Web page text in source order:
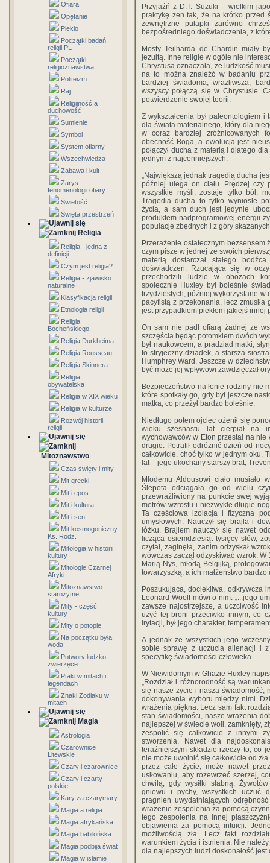
Ofiara
Opętanie
Piekło
Początki badań
religii PL
Początki
religioznawstwa
Politeizm
Raj
Religijność a
duchowość
Sumienie
Symbol
System ofiarny
Wszechwiedza
Zabawa i kult
Zarys
fenomenologii ofiary
Świetość
Święta przestrzeń
Religia
Religia - jedna z
definicji
Czym jest religia?
Religia - zjawisko
naturalne
Klasyfikacja religii
Etnologia religii
Religia
Bocheńskiego
Religia Durkheima
Religia Rousseau
Religia Skinnera
Religia
obywatelska
Religia w XIX wieku
Religia w kulturze
Rozwój historii
religii
Mitoznawstwo
Czas święty i mity
Mit grecki
Mit i epos
Mit i kultura
Mit i sen
Mit kosmogoniczny
Ks. Rodz.
Mitologia w historii
kultury
Mitologie Czarnej
Afryki
Mitoznawstwo
starożytne
Mity - część
kultury
Mity o potopie
Na początku była
woda
Potwory ludzko-
zwierzęce
Ptaki w mitach i
legendach
Znaki Zodiaku w
mitach
Magia
Astrologia
Czarownice
Litewskie
Czary i czarownice
Czary i czarty
polskie
Kary za czarymary
Magia a religia
Magia afrykańska
Magia babilońska
Magia podbija świat
Magia w islamie
Przyjaźń z D.T. Suzuki – wielkim
praktykę zen tak, że na krótko przed
zewnętrzne pułapki zarówno
bezpośredniego doświadczenia, z
Mosty Teilharda de Chardin miały
jezuitą. Inne religie w ogóle nie
Chrystusa oznaczała, że ludzkość
na to można znaleźć w badaniu
bardziej świadoma, wrażliwsza,
wszyscy połączą się w Chrystusie.
potwierdzenie swojej teorii.
Z wykształcenia był paleontologiem
dla świata materialnego, który dla
w coraz bardziej zróżnicowanych
obecność Boga, a ewolucja jest
połączył ducha z materią i dlatego
jednym z najcenniejszych.
„Największą jednak tragedią ducha
później ulega on ciału. Prędzej czy
wszystkie myśli, zostaje tylko ból,
Tragedia ducha to tylko wyniosłe
życia, a sam duch jest jedynie
produktem nadprogramowej energii
populacje zbędnych i z góry
Przerażenie ostatecznym bezsensem
czym pisze w jednej ze swoich
materią dostarczał stałego
doświadczeń. Rzucająca się w
przechodzili ludzie w obozach
społecznie Huxley był boleśnie
trzydziestych, później wykorzystane w
pacyfistą z przekonania, lecz
jest przypadkiem piekłem jakiejś innej
On sam nie padł ofiarą żadnej ze
szczęścia będąc potomkiem dwóch
był naukowcem, a pradziad matki,
to stryjeczny dziadek, a starsza
Humphrey Ward. Jeszcze w
być może jej wpływowi zawdzięczał
Bezpieczeństwo na łonie rodziny nie
które spotkały go, gdy był jeszcze
matka, co przeżył bardzo boleśnie.
Niedługo potem ojciec ożenił się
wieku szesnastu lat cierpiał na
wychowawców w Eton przestał na
drugie. Potrafił odróżnić dzień od
całkowicie, choć tylko w jednym oku.
lat – jego ukochany starszy brat,
Młodemu Aldousowi ciało
Ślepota odciągała go od wielu
przewrażliwiony na punkcie swej
metrów wzrostu i niezwykle długie
Ta częściowa izolacja i fizyczna
umysłowych. Nauczył się brajla i
łóżku. Brajlem nauczył się nawet
licząca osiemdziesiąt tysięcy słów,
czytał, zaginęła, zanim odzyskał
wówczas zaczął odzyskiwać wzrok.
Marią Nys, młodą Belgijką,
towarzyszką, a ich małżeństwo bardzo
Poszukująca, dociekliwa, odkrywcza
Leonard Woolf mówi o nim: „...jego
zawsze najostrzejsze, a uczciwość
użyć tej broni przeciwko innym, co
irytacji, był jego charakter,
A jednak ze wszystkich jego
sobie sprawę z uczucia alienacji i
specyfikę świadomości człowieka.
W Niewidomym w Ghazie Huxley
„Rozdział i różnorodność są
się nasze życie i nasza świadomość,
dokonywania wyboru między nimi.
wrażenia piękna. Lecz sam fakt
stan świadomości, nasze wrażenia
najlepszej w świecie woli, zamknięty,
zespolić się całkowicie z innymi
stworzenia. Nawet dla
teraźniejszym składzie rzeczy to, co
nie może uwolnić się całkowicie od
przez całe życie, może nawet
usiłowaniu, aby rozewrzeć szerzej,
chwilą, gdy wysiłki słabną.
gniewu i pychy, wszystkich uczuć
pragnień uwydatniających
wrażenie zespolenia za pomocą
tego zespolenia na innej
objawienia za pomocą intuicji.
możliwością zła. Lecz fakt
warunkiem życia i istnienia. Nie
dla najlepszych ludzi doskonałość jest